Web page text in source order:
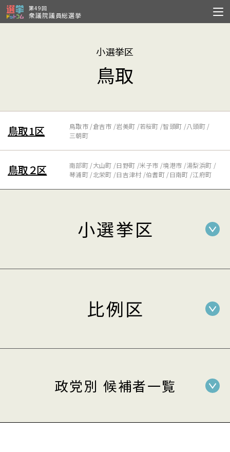
第49回
衆議院議員総選挙
小選挙区
鳥取
鳥取1区 鳥取市 倉吉市 岩美町 若桜町 智頭町
八頭町
三朝町
鳥取２区 南部町 大山町 日野町 米子市 境港市 湯梨浜町
琴浦町 北栄町 日吉津村 伯耆町 日南町 江府町
小選挙区
比例区
政党別 候補者一覧